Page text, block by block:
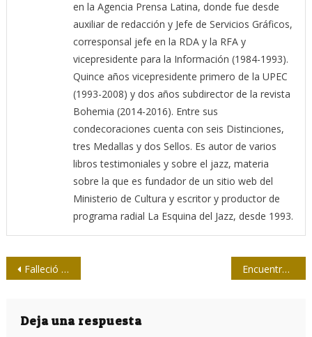
en la Agencia Prensa Latina, donde fue desde
auxiliar de redacción y Jefe de Servicios Gráficos,
corresponsal jefe en la RDA y la RFA y
vicepresidente para la Información (1984-1993).
Quince años vicepresidente primero de la UPEC
(1993-2008) y dos años subdirector de la revista
Bohemia (2014-2016). Entre sus
condecoraciones cuenta con seis Distinciones,
tres Medallas y dos Sellos. Es autor de varios
libros testimoniales y sobre el jazz, materia
sobre la que es fundador de un sitio web del
Ministerio de Cultura y escritor y productor de
programa radial La Esquina del Jazz, desde 1993.
Navegación
entradas
Falleció el periodista Ariel Larramendi Villafañe Encuentro en Guinea entre Fidel Castro y Sekou Touré
Deja una respuesta